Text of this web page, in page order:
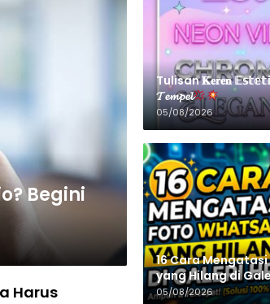
Begini
Harus
Tulisan 𝐊𝐞𝐫𝐞𝐧
𝓣𝓮𝓶𝓹𝓮𝓵
05/08/2026
16 Cara
yang Hilang di
05/08/2026